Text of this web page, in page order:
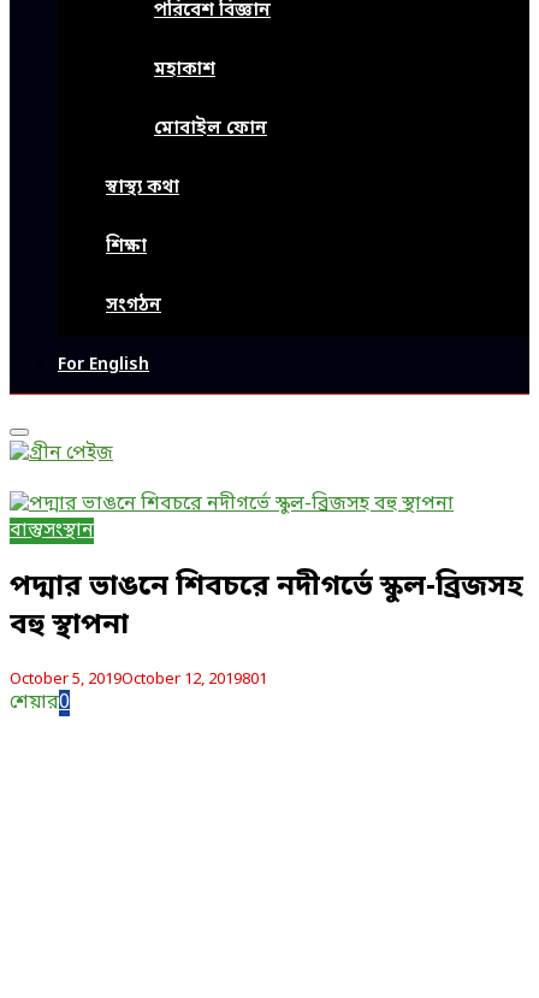
পরিবেশ বিজ্ঞান
মহাকাশ
মোবাইল ফোন
স্বাস্থ্য কথা
শিক্ষা
সংগঠন
For English
Primary
Menu
বাস্তুসংস্থান
পদ্মার ভাঙনে শিবচরে নদীগর্ভে স্কুল-ব্রিজসহ
বহু স্থাপনা
October 5, 2019October 12, 2019801
শেয়ার0